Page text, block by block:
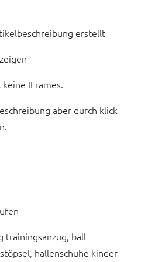
erstellt
IFrames.
aber durch klick
trainingsanzug, ball
hallenschuhe kinder